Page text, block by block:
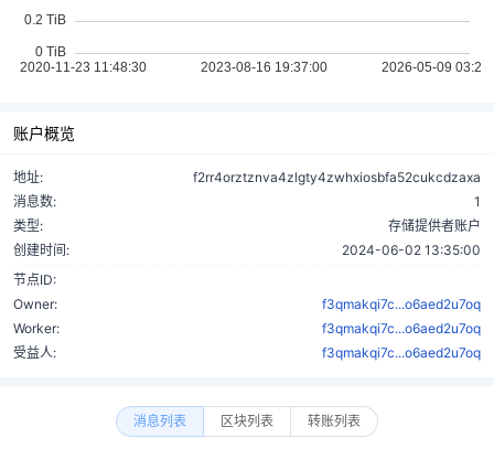
账户概览
地址:
f2rr4orztznva4zlgty4zwhxiosbfa52cukcdzaxa
消息数:
1
类型:
存储提供者账户
创建时间:
2024-06-02 13:35:00
节点ID:
Owner:
f3qmakqi7c...o6aed2u7oq
Worker:
f3qmakqi7c...o6aed2u7oq
受益人:
f3qmakqi7c...o6aed2u7oq
消息列表 区块列表 转账列表